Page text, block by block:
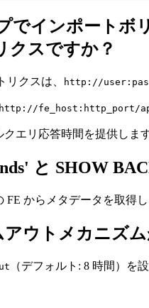
でインポートボ
クスですか？
クスは、 http://
http://fe_host:http_port/
クエリ応答時間を提供しま
と SHOW
FE からメタデータを取得
アウトメカニズ
（デフォルト: 8 時間）を